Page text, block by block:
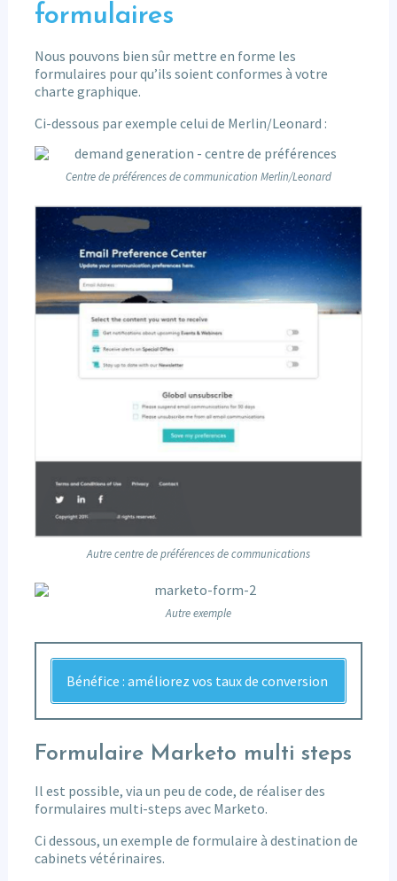
formulaires
Nous pouvons bien sûr mettre en forme les
formulaires pour qu’ils soient conformes à votre
charte graphique.
Ci-dessous par exemple celui de Merlin/Leonard :
Centre de préférences de communication Merlin/Leonard
Autre centre de préférences de communications
Autre exemple
Bénéfice : améliorez vos taux de conversion
Formulaire Marketo multi steps
Il est possible, via un peu de code, de réaliser des
formulaires multi-steps avec Marketo.
Ci dessous, un exemple de formulaire à destination de
cabinets vétérinaires.